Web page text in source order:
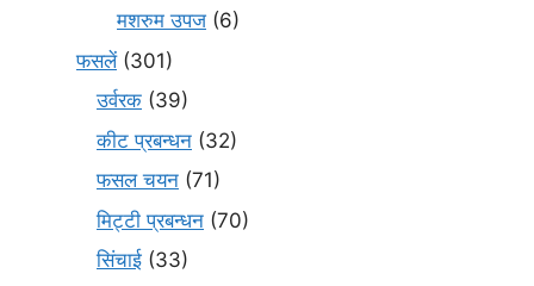
मशरुम उपज (6)
फसलें(301)
उर्वरक (39)
कीट प्रबन्धन (32)
फसल चयन (71)
मि‌ट्टी प्रबन्धन (70)
सिंचाई (33)